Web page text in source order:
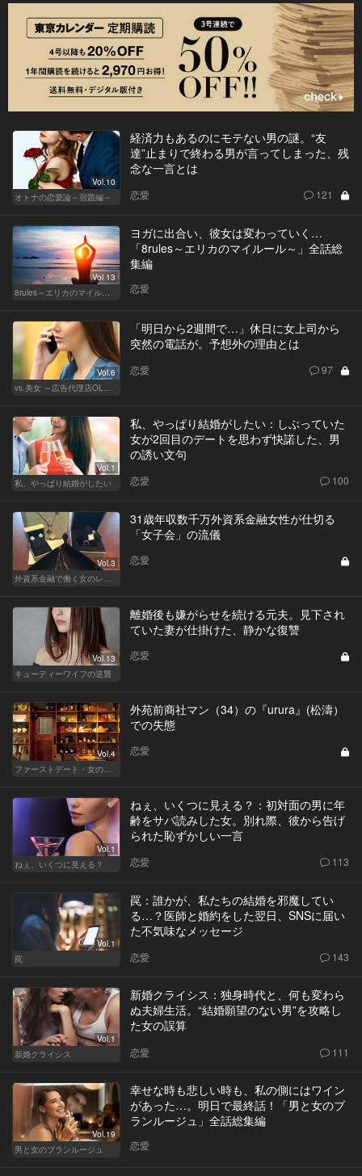
Vol.10
オトナの恋愛論～宿題編～
経済力もあるのにモテない男の謎。“友
達”止まりで終わる男が言ってしまった、残
念な一言とは
恋愛 121
Vol.13
8rules～エリカのマイルール～
ヨガに出合い、彼女は変わっていく…
「8rules～エリカのマイルール～」全話総
集編
恋愛
Vol.6
vs.美女 ～広告代理店OLの挑戦～
「明日から2週間で…」休日に女上司から
突然の電話が。予想外の理由とは
恋愛 97
Vol.1
私、やっぱり結婚がしたい
私、やっぱり結婚がしたい：しぶっていた
女が2回目のデートを思わず快諾した、男
の誘い文句
恋愛 100
Vol.3
31歳年収数千万外資系金融女性が仕切る
「女子会」の流儀
恋愛
Vol.13
キューティーワイフの逆襲
離婚後も嫌がらせを続ける元夫。見下され
ていた妻が仕掛けた、静かな復讐
恋愛
Vol.4
外苑前商社マン（34）の『urura』(松濤）
での失態
恋愛
Vol.1
ねぇ、いくつに見える？
ねぇ、いくつに見える？：初対面の男に年
齢をサバ読みした女。別れ際、彼から告げ
られた恥ずかしい一言
恋愛 113
Vol.1
罠
罠：誰かが、私たちの結婚を邪魔してい
る…？医師と婚約をした翌日、SNSに届い
た不気味なメッセージ
恋愛 143
Vol.1
新婚クライシス
新婚クライシス：独身時代と、何も変わら
ぬ夫婦生活。“結婚願望のない男”を攻略し
た女の誤算
恋愛 111
Vol.19
男と女のブランルージュ
幸せな時も悲しい時も、私の側にはワイン
があった…。明日で最終話！「男と女のブ
ランルージュ」全話総集編
恋愛